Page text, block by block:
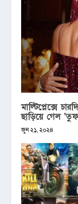
মাল্টিপ্লেক্সে
ছাড়িয়ে গেল
জুন ২১, ২০২৪